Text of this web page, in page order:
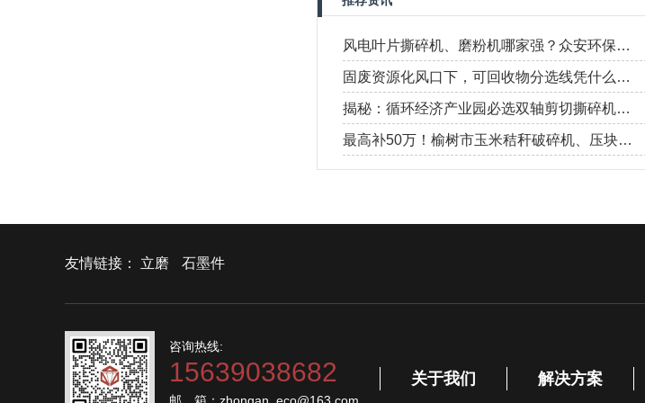
风电叶片撕碎机、磨粉机哪家强？众安环保资
源化设备获实力项目认可，提供完整定制化解
固废资源化风口下，可回收物分选线凭什么成
为优质创业项目？
揭秘：循环经济产业园必选双轴剪切撕碎机的
真实原因
最高补50万！榆树市玉米秸秆破碎机、压块机
享受30%奖补，生产线改造也能补
友情链接： 立磨 石墨件
咨询热线:
15639038682 关于我们 解决方案